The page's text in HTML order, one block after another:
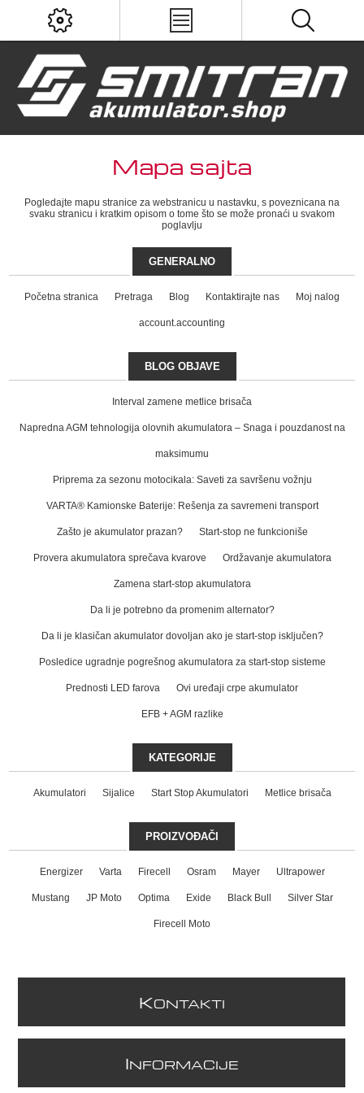
Mapa sajta
Pogledajte mapu stranice za webstranicu u nastavku, s poveznicana na
svaku stranicu i kratkim opisom o tome što se može pronaći u svakom
poglavlju
GENERALNO
Početna stranica Pretraga Blog Kontaktirajte nas Moj nalog
account.accounting
BLOG OBJAVE
Interval zamene metlice brisača
Napredna AGM tehnologija olovnih akumulatora – Snaga i pouzdanost na
maksimumu
Priprema za sezonu motocikala: Saveti za savršenu vožnju
VARTA® Kamionske Baterije: Rešenja za savremeni transport
Zašto je akumulator prazan? Start-stop ne funkcioniše
Provera akumulatora sprečava kvarove Ordžavanje akumulatora
Zamena start-stop akumulatora
Da li je potrebno da promenim alternator?
Da li je klasičan akumulator dovoljan ako je start-stop isključen?
Posledice ugradnje pogrešnog akumulatora za start-stop sisteme
Prednosti LED farova Ovi uređaji crpe akumulator
EFB + AGM razlike
KATEGORIJE
Akumulatori Sijalice Start Stop Akumulatori Metlice brisača
PROIZVOĐAČI
Energizer Varta Firecell Osram Mayer Ultrapower
Mustang JP Moto Optima Exide Black Bull Silver Star
Firecell Moto
KONTAKTI
INFORMACIJE